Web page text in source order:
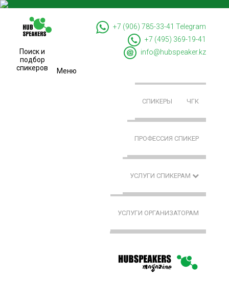
Поиск и
подбор
спикеров
+7 (906) 785-33-41 Telegram
+7 (495) 369-19-41
info@hubspeaker.kz
Меню
СПИКЕРЫ ЧГК
ПРОФЕССИЯ СПИКЕР
УСЛУГИ СПИКЕРАМ
УСЛУГИ ОРГАНИЗАТОРАМ